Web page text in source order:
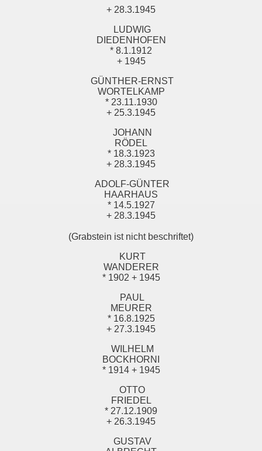
+ 28.3.1945
LUDWIG
DIEDENHOFEN
* 8.1.1912
+ 1945
GÜNTHER-ERNST
WORTELKAMP
* 23.11.1930
+ 25.3.1945
JOHANN
RÖDEL
* 18.3.1923
+ 28.3.1945
ADOLF-GÜNTER
HAARHAUS
* 14.5.1927
+ 28.3.1945
(Grabstein ist nicht beschriftet)
KURT
WANDERER
* 1902 + 1945
PAUL
MEURER
* 16.8.1925
+ 27.3.1945
WILHELM
BOCKHORNI
* 1914 + 1945
OTTO
FRIEDEL
* 27.12.1909
+ 26.3.1945
GUSTAV